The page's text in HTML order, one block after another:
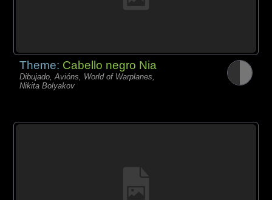
Theme: Cabello negro Nia
Dibujado, Avións, World of Warplanes,
Nikita Bolyakov